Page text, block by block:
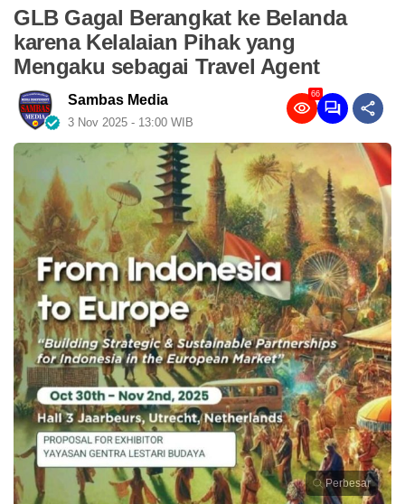
GLB Gagal Berangkat ke Belanda
karena Kelalaian Pihak yang
Mengaku sebagai Travel Agent
Sambas Media
3 Nov 2025 - 13:00 WIB
66
Perbesar